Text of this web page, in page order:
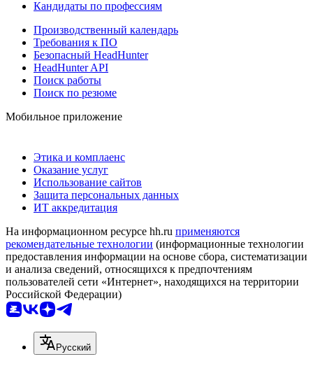
Кандидаты по профессиям
Производственный календарь
Требования к ПО
Безопасный HeadHunter
HeadHunter API
Поиск работы
Поиск по резюме
Мобильное приложение
Этика и комплаенс
Оказание услуг
Использование сайтов
Защита персональных данных
ИТ аккредитация
На информационном ресурсе hh.ru применяются
рекомендательные технологии (информационные технологии
предоставления информации на основе сбора, систематизации
и анализа сведений, относящихся к предпочтениям
пользователей сети «Интернет», находящихся на территории
Российской Федерации)
Русский